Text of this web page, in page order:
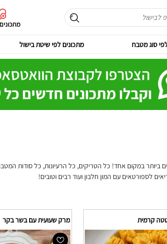
סוג מטבח מתכונים לפי שיטת בישול
ביותר במקום אחד! כל הטריקים, כל הרעיונות, כל סודות
לספורטאים עם המון חלבון ועוד רבים וטובים!
קרמית מרק שעועית עם בשר בקר